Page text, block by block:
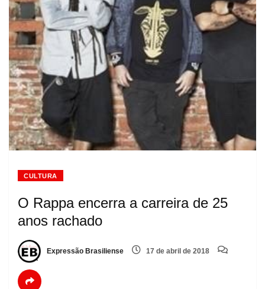
CULTURA
O Rappa encerra a carreira de 25
anos rachado
Expressão Brasiliense 17 de abril de 2018